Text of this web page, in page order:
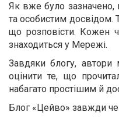
Як вже було зазначено,
та особистим досвідом.
що розповісти. Кожен
знаходиться у Мережі.
Завдяки блогу, автори
оцінити те, що
набагато простішим й
Блог «Цейво» завжди